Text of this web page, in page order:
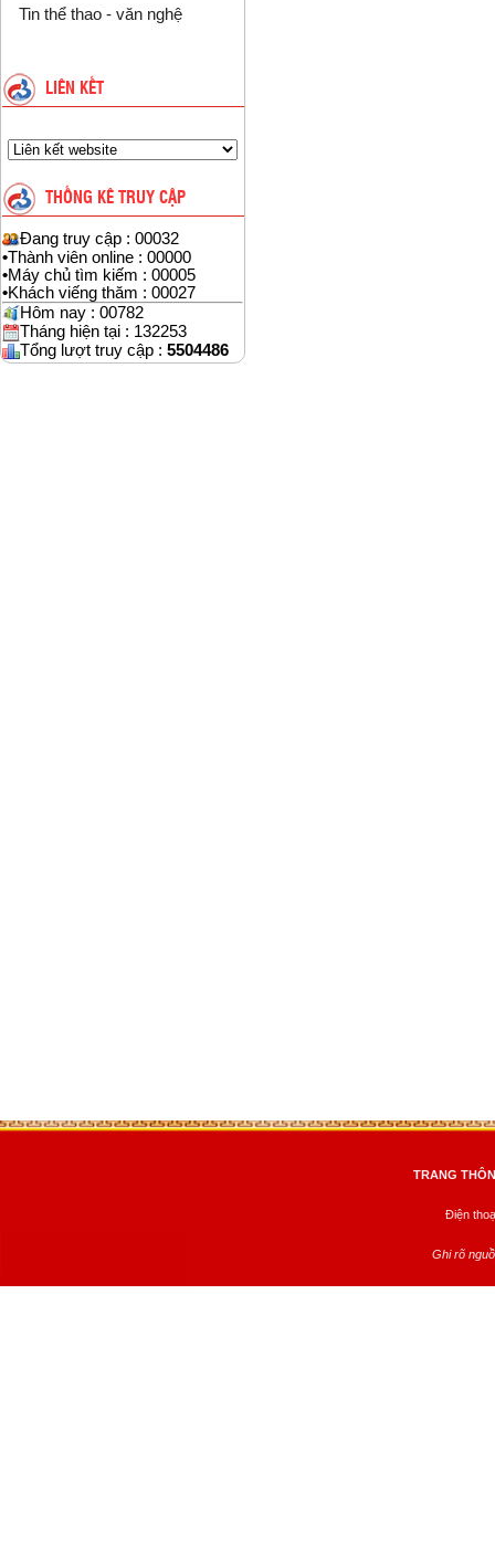
Tin thể thao - văn nghệ
LIÊN KẾT
THỐNG KÊ TRUY CẬP
Đang truy cập : 00032
•Thành viên online : 00000
•Máy chủ tìm kiếm : 00005
•Khách viếng thăm : 00027
Hôm nay : 00782
Tháng hiện tại : 132253
Tổng lượt truy cập : 5504486
TRANG
Điện
Ghi rõ